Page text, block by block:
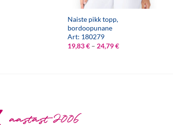
Naiste pikk topp,
bordoopunane
Art: 180279
19,83€ – 24,79€Hinnavahemik: